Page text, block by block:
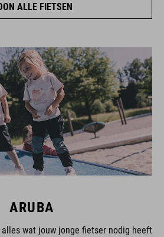
ALLE FIETSEN
ARUBA
wat jouw jonge fietser nodig heeft